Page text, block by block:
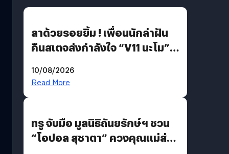
ลาด้วยรอยยิ้ม ! เพื่อนนักล่าฝัน
คืนสเตจส่งกำลังใจ “V11 นะโม”
รักแน่นฮอลล์
10/08/2026
Read More
ทรู จับมือ มูลนิธิถันยรักษ์ฯ ชวน
“โอปอล สุชาตา” ควงคุณแม่ส่ง